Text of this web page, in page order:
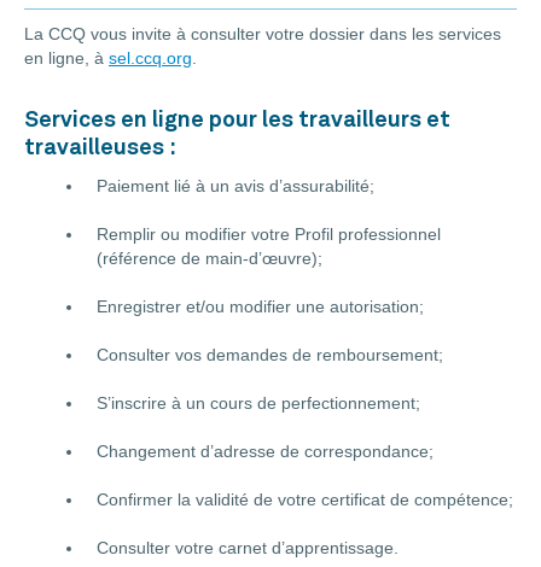
La CCQ vous invite à consulter votre dossier dans les services
en ligne, à sel.ccq.org.
Services en ligne pour les travailleurs et
travailleuses :
Paiement lié à un avis d’assurabilité;
Remplir ou modifier votre Profil professionnel
(référence de main-d’œuvre);
Enregistrer et/ou modifier une autorisation;
Consulter vos demandes de remboursement;
S’inscrire à un cours de perfectionnement;
Changement d’adresse de correspondance;
Confirmer la validité de votre certificat de compétence;
Consulter votre carnet d’apprentissage.